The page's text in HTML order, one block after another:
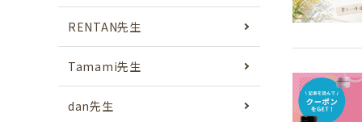
RENTAN先生
Tamami先生
dan先生